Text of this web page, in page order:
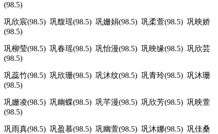
(98.5)
巩欣宸(98.5) 巩馥瑶(98.5) 巩姗娟(98.5) 巩柔萱(98.5) 巩映娇
(98.5)
巩柳莹(98.5) 巩春瑶(98.5) 巩怡漫(98.5) 巩映缘(98.5) 巩欣芸
(98.5)
巩蕊竹(98.5) 巩欣珊(98.5) 巩沐纹(98.5) 巩青玲(98.5) 巩沐珊
(98.5)
巩姗凌(98.5) 巩幽蝶(98.5) 巩芊漫(98.5) 巩欣芳(98.5) 巩映萱
(98.5)
巩雨真(98.5) 巩盈慕(98.5) 巩幽萱(98.5) 巩沐娜(98.5) 巩佳桑